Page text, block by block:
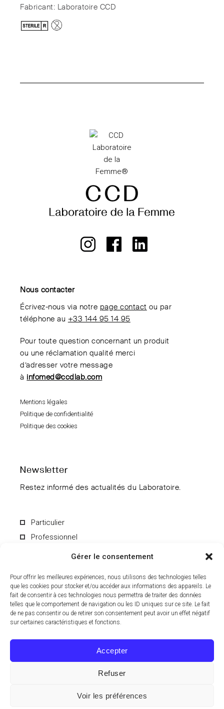
Gérer le consentement
Pour offrir les meilleures expériences, nous utilisons des technologies telles
que les cookies pour stocker et/ou accéder aux informations des appareils. Le
fait de consentir à ces technologies nous permettra de traiter des données
telles que le comportement de navigation ou les ID uniques sur ce site. Le fait
de ne pas consentir ou de retirer son consentement peut avoir un effet négatif
sur certaines caractéristiques et fonctions.
Accepter
Refuser
Voir les préférences
Fabricant: Laboratoire CCD
Nous contacter
Écrivez-nous via notre page contact ou par
téléphone au +33 144 95 14 95
Pour toute question concernant un produit
ou une réclamation qualité merci
d’adresser votre message
à infomed@ccdlab.com
Mentions légales
Politique de confidentialité
Politique des cookies
Newsletter
Restez informé des actualités du Laboratoire.
Particulier
Professionnel
En soumettant le formulaire, vous acceptez de recevoir par e-mail les
informations du Laboratoire CCD. Vous pouvez vous désinscrire à
tout moment. Pour en savoir plus sur le traitement de vos données
personnelles, consultez notre
politique de confidentialité